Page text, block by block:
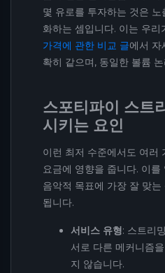
몇 유로를 투자하는 것은
화하는 셈입니다. 이는 우리
가격에 관한 비교 글에서 자
확히 같으며, 동일한 볼륨
스포티파이 스트
시키는 요인
이런 최저 수준에서도 여러
요금에 영향을 줍니다. 이
음악적 목표에 가장 잘 맞
됩니다.
서비스 유형: 스트리
서로 다른 메커니즘
지 않습니다.